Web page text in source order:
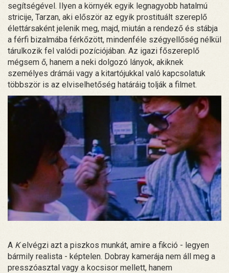
segítségével. Ilyen a környék egyik legnagyobb hatalmú
stricije, Tarzan, aki először az egyik prostituált szereplő
élettársaként jelenik meg, majd, miután a rendező és stábja
a férfi bizalmába férkőzött, mindenféle szégyellőség nélkül
tárulkozik fel valódi pozíciójában. Az igazi főszereplő
mégsem ő, hanem a neki dolgozó lányok, akiknek
személyes drámái vagy a kitartójukkal való kapcsolatuk
többször is az elviselhetőség határáig tolják a filmet.
A Kelvégzi azt a piszkos munkát, amire a fikció - legyen
bármily realista - képtelen. Dobray kamerája nem áll meg a
presszóasztal vagy a kocsisor mellett, hanem